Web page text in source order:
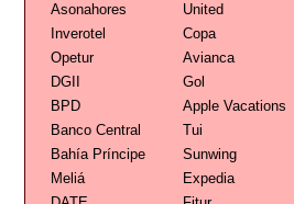
Asonahores
United
Inverotel
Copa
Opetur
Avianca
DGII
Gol
BPD
Apple Vacations
Banco Central
Tui
Bahía Príncipe
Sunwing
Meliá
Expedia